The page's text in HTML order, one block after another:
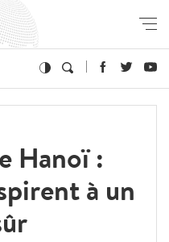
Hanoï :
à un